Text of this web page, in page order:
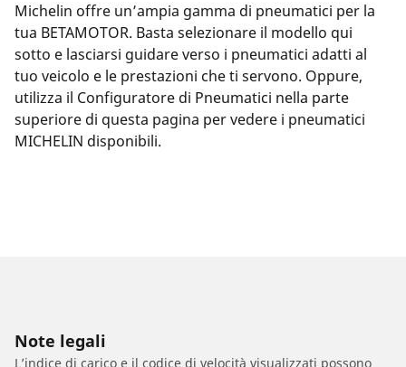
Michelin offre un’ampia gamma di pneumatici per la
tua BETAMOTOR. Basta selezionare il modello qui
sotto e lasciarsi guidare verso i pneumatici adatti al
tuo veicolo e le prestazioni che ti servono. Oppure,
utilizza il Configuratore di Pneumatici nella parte
superiore di questa pagina per vedere i pneumatici
MICHELIN disponibili.
Note legali
L’indice di carico e il codice di velocità visualizzati possono